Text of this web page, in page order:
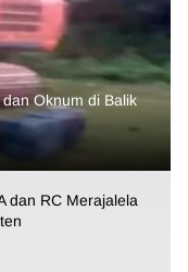
Oknum di Balik
dan RC Merajalela